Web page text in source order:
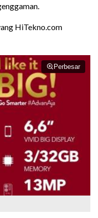
HiTekno.com
Perbesar